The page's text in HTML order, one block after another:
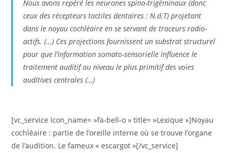
Nous avons repéré les neurones spino-trigéminaux (donc
ceux des récepteurs tactiles dentaires : N.d.T) projetant
dans le noyau cochléaire en se servant de traceurs radio-
actifs. (…) Ces projections fournissent un substrat structurel
pour que l’information somato-sensorielle influence le
traitement auditif au niveau le plus primitif des voies
auditives centrales (…)
[vc_service icon_name= »fa-bell-o » title= »Lexique »]Noyau
cochléaire : partie de l’oreille interne où se trouve l’organe
de l’audition. Le fameux « escargot »[/vc_service]